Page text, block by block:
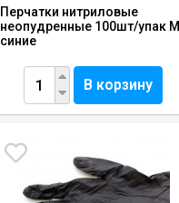
Перчатки нитриловые
неопудренные 100шт/упак
синие
В корзину